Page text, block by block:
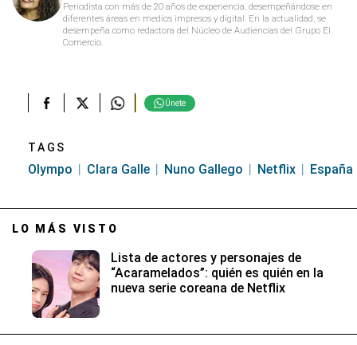
Periodista con más de 20 años de experiencia, desempeñándose en
diferentes áreas en medios impresos y digital. En la actualidad, se
desempeña como redactora del Núcleo de Audiencias del Grupo El
Comercio.
Únete
TAGS
Olympo Clara Galle Nuno Gallego Netflix España
LO MÁS VISTO
Lista de actores y personajes de
“Acaramelados”: quién es quién en la
nueva serie coreana de Netflix